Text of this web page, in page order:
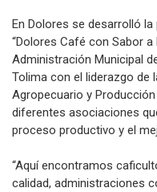
En Dolores se desarrolló
“Dolores Café con Sabor
Administración Municipal
Tolima con el liderazgo de
Agropecuario y
diferentes asociaciones
proceso productivo y el
“Aquí encontramos
calidad, administraciones